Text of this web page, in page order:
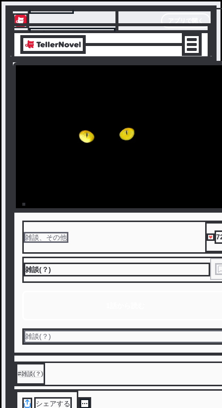
テラーノベル
アプリでサクサク楽しめる
雑談、その他
雑談(？)
雑談(？)
#雑談(？)
シェアする